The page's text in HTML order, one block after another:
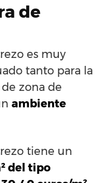
de
es muy
tanto para la
zona de
ambiente
tiene un
del tipo